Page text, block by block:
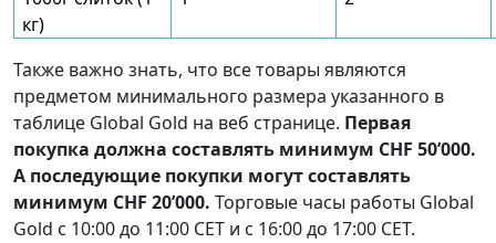
кг)
Также важно знать, что все товары являются
предметом минимального размера указанного в
таблице Global Gold на веб странице. Первая
покупка должна составлять минимум CHF 50’000.
А последующие покупки могут составлять
минимум CHF 20’000. Торговые часы работы Global
Gold с 10:00 до 11:00 CET и с 16:00 до 17:00 CET.